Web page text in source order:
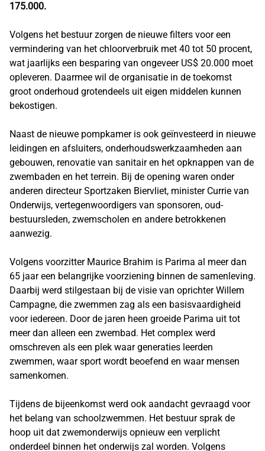
175.000.
Volgens het bestuur zorgen de nieuwe filters voor een
vermindering van het chloorverbruik met 40 tot 50 procent,
wat jaarlijks een besparing van ongeveer US$ 20.000 moet
opleveren. Daarmee wil de organisatie in de toekomst
groot onderhoud grotendeels uit eigen middelen kunnen
bekostigen.
Naast de nieuwe pompkamer is ook geïnvesteerd in nieuwe
leidingen en afsluiters, onderhoudswerkzaamheden aan
gebouwen, renovatie van sanitair en het opknappen van de
zwembaden en het terrein. Bij de opening waren onder
anderen directeur Sportzaken Biervliet, minister Currie van
Onderwijs, vertegenwoordigers van sponsoren, oud-
bestuursleden, zwemscholen en andere betrokkenen
aanwezig.
Volgens voorzitter Maurice Brahim is Parima al meer dan
65 jaar een belangrijke voorziening binnen de samenleving.
Daarbij werd stilgestaan bij de visie van oprichter Willem
Campagne, die zwemmen zag als een basisvaardigheid
voor iedereen. Door de jaren heen groeide Parima uit tot
meer dan alleen een zwembad. Het complex werd
omschreven als een plek waar generaties leerden
zwemmen, waar sport wordt beoefend en waar mensen
samenkomen.
Tijdens de bijeenkomst werd ook aandacht gevraagd voor
het belang van schoolzwemmen. Het bestuur sprak de
hoop uit dat zwemonderwijs opnieuw een verplicht
onderdeel binnen het onderwijs zal worden. Volgens